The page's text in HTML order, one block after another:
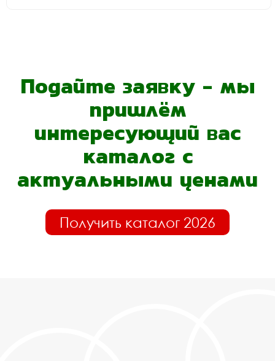
Подайте заявку - мы
пришлём
интересующий вас
каталог с
актуальными ценами
Получить каталог 2026